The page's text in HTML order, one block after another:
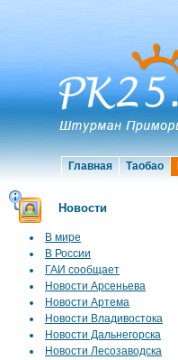
Главная Таобао
Новости
В мире
В России
ГАИ сообщает
Новости Арсеньева
Новости Артема
Новости Владивостока
Новости Дальнегорска
Новости Лесозаводска